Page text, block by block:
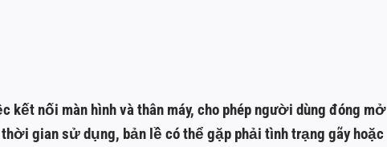
kết nối màn hình và thân máy, cho phép người dùng đóng mở
gian sử dụng, bản lề có thể gặp phải tình trạng gãy hoặc